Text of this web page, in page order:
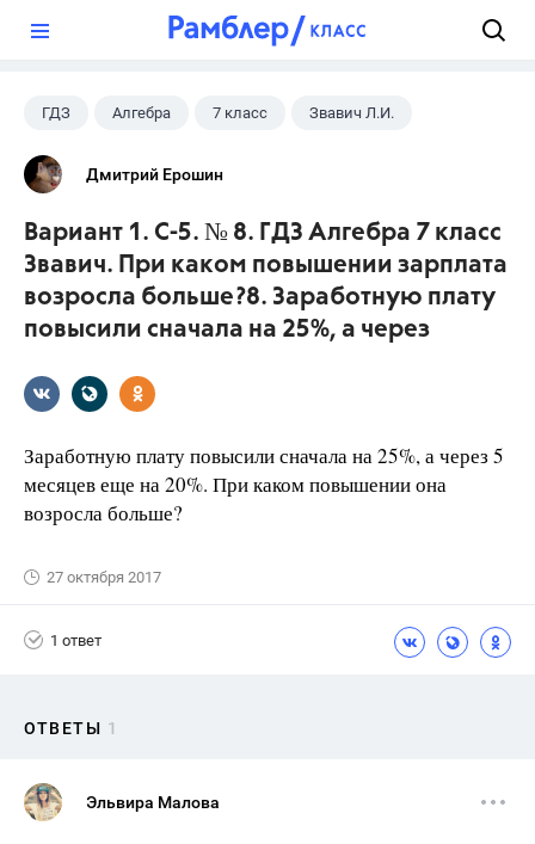
ГДЗ Алгебра 7 класс Звавич Л.И.
Дмитрий Ерошин
Вариант 1. С-5. № 8. ГДЗ Алгебра 7 класс
Звавич. При каком повышении зарплата
возросла больше?8. Заработную плату
повысили сначала на 25%, а через
Заработную плату повысили сначала на 25%, а через 5
месяцев еще на 20%. При каком повышении она
возросла больше?
27 октября 2017
1 ответ
ОТВЕТЫ 1
Эльвира Малова